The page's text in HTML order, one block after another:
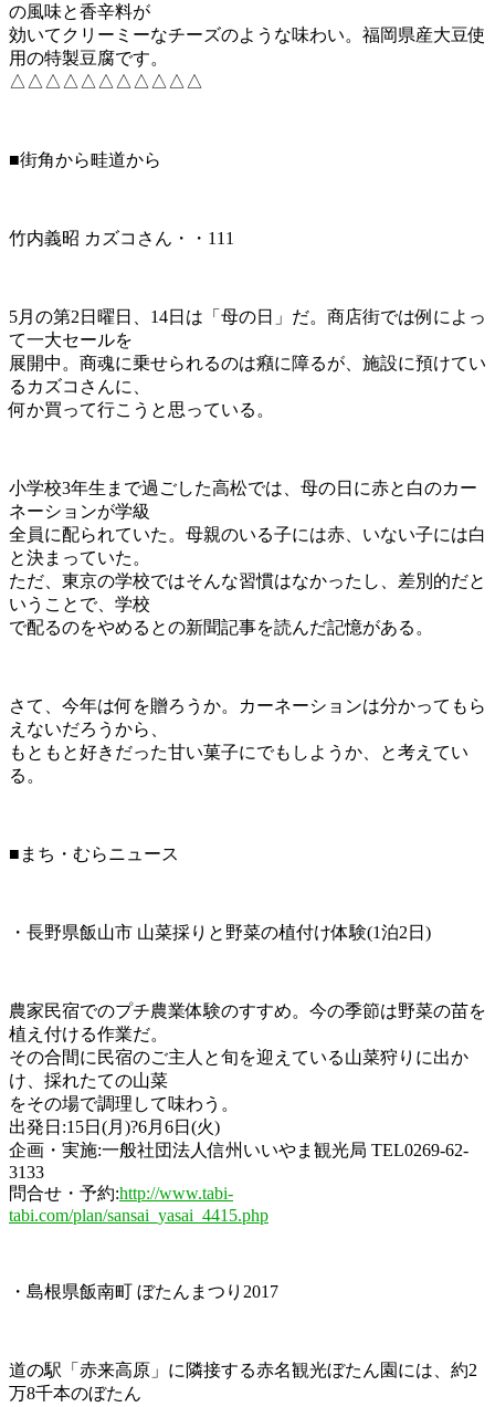
の風味と香辛料が
効いてクリーミーなチーズのような味わい。福岡県産大豆使
用の特製豆腐です。
△△△△△△△△△△△
■街角から畦道から
竹内義昭 カズコさん・・111
5月の第2日曜日、14日は「母の日」だ。商店街では例によっ
て一大セールを
展開中。商魂に乗せられるのは癪に障るが、施設に預けてい
るカズコさんに、
何か買って行こうと思っている。
小学校3年生まで過ごした高松では、母の日に赤と白のカー
ネーションが学級
全員に配られていた。母親のいる子には赤、いない子には白
と決まっていた。
ただ、東京の学校ではそんな習慣はなかったし、差別的だと
いうことで、学校
で配るのをやめるとの新聞記事を読んだ記憶がある。
さて、今年は何を贈ろうか。カーネーションは分かってもら
えないだろうから、
もともと好きだった甘い菓子にでもしようか、と考えてい
る。
■まち・むらニュース
・長野県飯山市 山菜採りと野菜の植付け体験(1泊2日)
農家民宿でのプチ農業体験のすすめ。今の季節は野菜の苗を
植え付ける作業だ。
その合間に民宿のご主人と旬を迎えている山菜狩りに出か
け、採れたての山菜
をその場で調理して味わう。
出発日:15日(月)?6月6日(火)
企画・実施:一般社団法人信州いいやま観光局 TEL0269-62-
3133
問合せ・予約:http://www.tabi-
tabi.com/plan/sansai_yasai_4415.php
・島根県飯南町 ぼたんまつり2017
道の駅「赤来高原」に隣接する赤名観光ぼたん園には、約2
万8千本のぼたん